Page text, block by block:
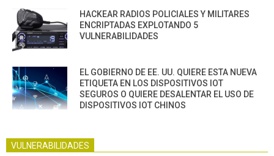
HACKEAR RADIOS POLICIALES Y MILITARES
ENCRIPTADAS EXPLOTANDO 5
VULNERABILIDADES
EL GOBIERNO DE EE. UU. QUIERE ESTA NUEVA
ETIQUETA EN LOS DISPOSITIVOS IOT
SEGUROS O QUIERE DESALENTAR EL USO DE
DISPOSITIVOS IOT CHINOS
VULNERABILIDADES